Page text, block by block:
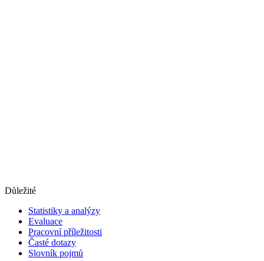
Důležité
Statistiky a analýzy
Evaluace
Pracovní příležitosti
Časté dotazy
Slovník pojmů